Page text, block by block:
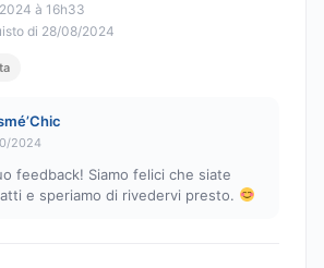
à 16h33
di 28/08/2024
2024
feedback! Siamo felici che siate
e speriamo di rivedervi presto.